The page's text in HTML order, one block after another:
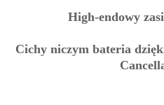
High-endowy
Cichy niczym bateria